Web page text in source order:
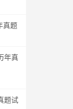
真题
年真
题试